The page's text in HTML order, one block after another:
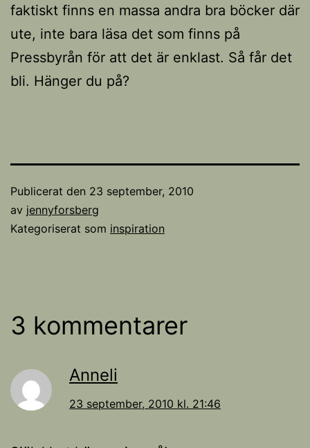
faktiskt finns en massa andra bra böcker där
ute, inte bara läsa det som finns på
Pressbyrån för att det är enklast. Så får det
bli. Hänger du på?
Publicerat den 23 september, 2010
av jennyforsberg
Kategoriserat som inspiration
3 kommentarer
Anneli
23 september, 2010 kl. 21:46